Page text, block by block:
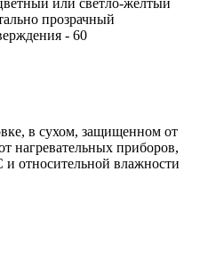
прозрачный
- 60
в сухом, защищенном от
нагревательных приборов,
и относительной влажности